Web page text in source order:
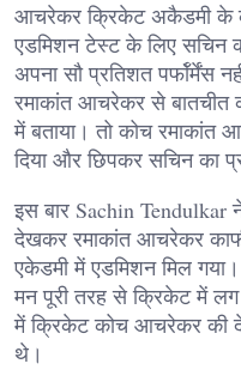
आचरेकर क्रिकेट अकैडमी के
एडमिशन टेस्ट के लिए सचिन
अपना सौ प्रतिशत पर्फॉर्मेंस
रमाकांत आचरेकर से बातचीत
में बताया। तो कोच
दिया और छिपकर सचिन का
इस बार Sachin Tendulkar
देखकर रमाकांत आचरेकर
एकेडमी में एडमिशन मिल
मन पूरी तरह से क्रिकेट में लग
में क्रिकेट कोच आचरेकर की
थे।